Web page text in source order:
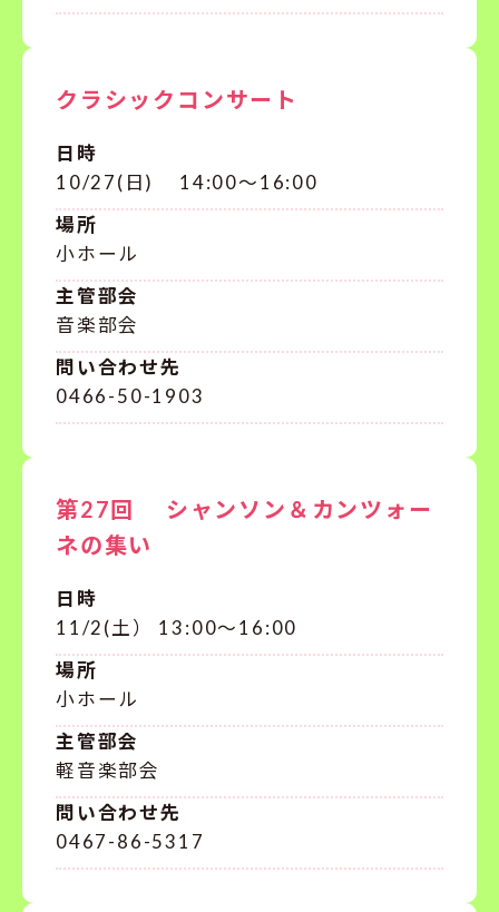
クラシックコンサート
日時
10/27(日) 14:00～16:00
場所
小ホール
主管部会
音楽部会
問い合わせ先
0466-50-1903
第27回 シャンソン＆カンツォー
ネの集い
日時
11/2(土） 13:00～16:00
場所
小ホール
主管部会
軽音楽部会
問い合わせ先
0467-86-5317